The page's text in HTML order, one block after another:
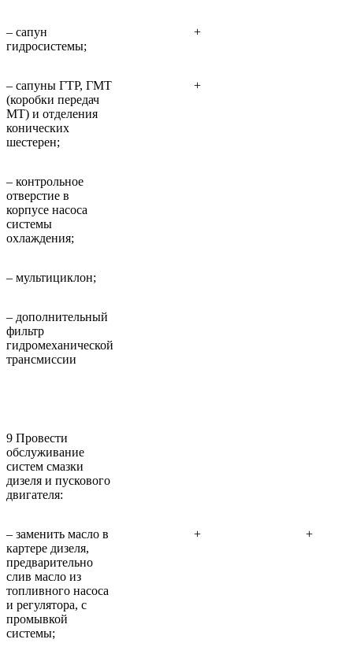
– сапун
гидросистемы;
+
– сапуны ГТР, ГМТ
(коробки передач
МТ) и отделения
конических
шестерен;
+
– контрольное
отверстие в
корпусе насоса
системы
охлаждения;
– мультициклон;
– дополнительный
фильтр
гидромеханической
трансмиссии
9 Провести
обслуживание
систем смазки
дизеля и пускового
двигателя:
– заменить масло в
картере дизеля,
предварительно
слив масло из
топливного насоса
и регулятора, с
промывкой
системы;
+ +